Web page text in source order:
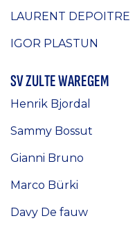
LAURENT DEPOITRE
IGOR PLASTUN
SV ZULTE WAREGEM
Henrik Bjordal
Sammy Bossut
Gianni Bruno
Marco Bürki
Davy De fauw